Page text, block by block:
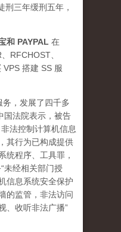
刑三年缓刑五年，
和 PAYPAL 在
、RFCHOST、
搭建 SS 服
，发展了四千多
国法院表示，被告
法控制计算机信息
其行为已构成提供
统程序、工具罪，
未经相关部门授
信息系统安全保护
的监管，非法访问
、收听非法广播”